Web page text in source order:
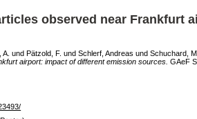
observed near Frankfurt
und Pätzold, F. und Schlerf, Andreas und Schuchard,
airport: impact of different emission sources. GAeF